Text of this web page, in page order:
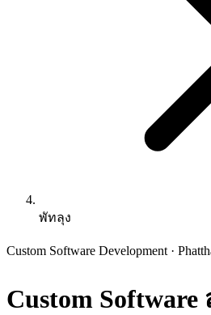
พัทลุง
Custom Software Development ·
Custom